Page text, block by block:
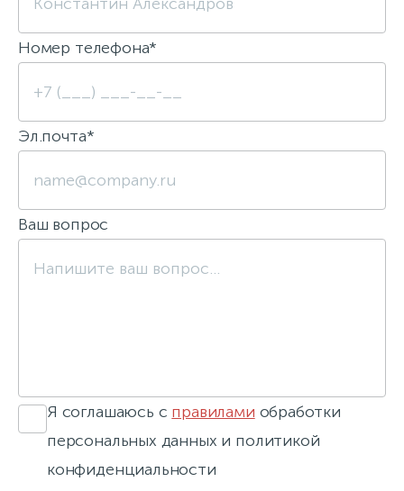
Номер телефона*
Эл.почта*
Ваш вопрос
Я соглашаюсь с правилами обработки
персональных данных и политикой
конфиденциальности